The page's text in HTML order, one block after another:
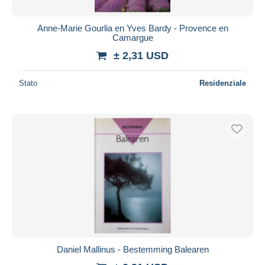
Anne-Marie Gourlia en Yves Bardy - Provence en
Camargue
± 2,31 USD
Stato Residenziale
Daniel Mallinus - Bestemming Balearen